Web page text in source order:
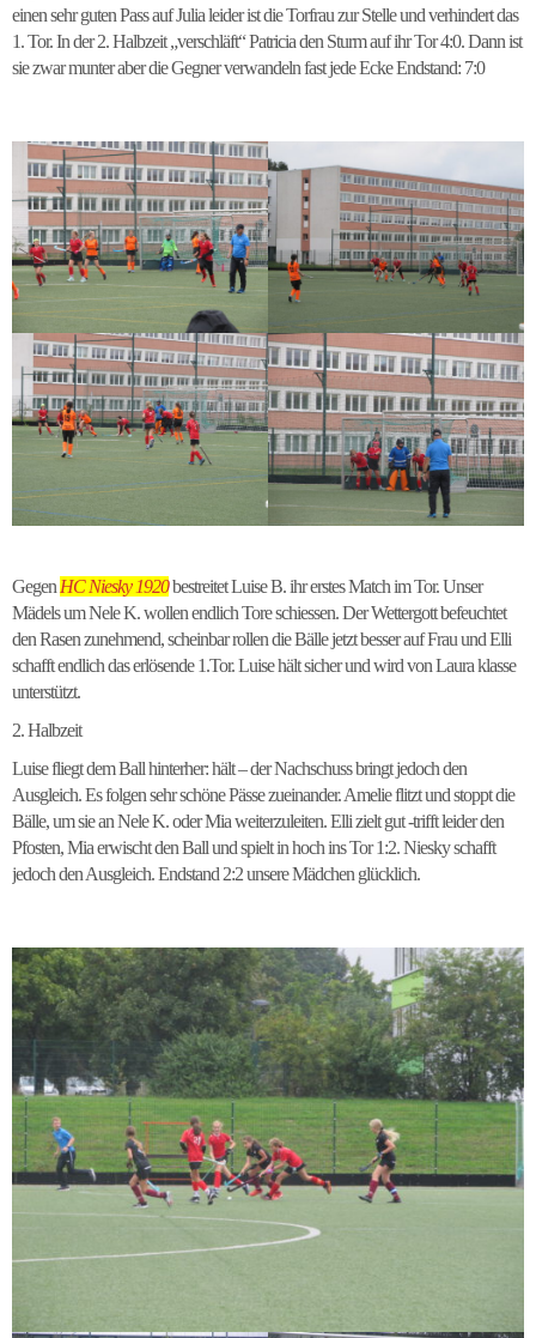
einen sehr guten Pass auf Julia leider ist die Torfrau zur Stelle und verhindert das
1. Tor. In der 2. Halbzeit „verschläft“ Patricia den Sturm auf ihr Tor 4:0. Dann ist
sie zwar munter aber die Gegner verwandeln fast jede Ecke Endstand: 7:0
Gegen HC Niesky 1920bestreitet Luise B. ihr erstes Match im Tor. Unser
Mädels um Nele K. wollen endlich Tore schiessen. Der Wettergott befeuchtet
den Rasen zunehmend, scheinbar rollen die Bälle jetzt besser auf Frau und Elli
schafft endlich das erlösende 1.Tor. Luise hält sicher und wird von Laura klasse
unterstützt.
2. Halbzeit
Luise fliegt dem Ball hinterher: hält – der Nachschuss bringt jedoch den
Ausgleich. Es folgen sehr schöne Pässe zueinander. Amelie flitzt und stoppt die
Bälle, um sie an Nele K. oder Mia weiterzuleiten. Elli zielt gut -trifft leider den
Pfosten, Mia erwischt den Ball und spielt in hoch ins Tor 1:2. Niesky schafft
jedoch den Ausgleich. Endstand 2:2 unsere Mädchen glücklich.